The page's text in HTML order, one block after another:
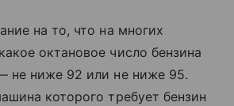
на то, что на многих
октановое число бензина
не ниже 92 или не ниже 95.
которого требует бензин